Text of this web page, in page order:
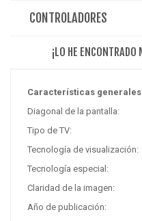
CONTROLADORES
¡LO HE
Características generales
Diagonal de la pantalla:
Tipo de TV:
Tecnología de visualización:
Tecnología especial:
Claridad de la imagen:
Año de publicación: